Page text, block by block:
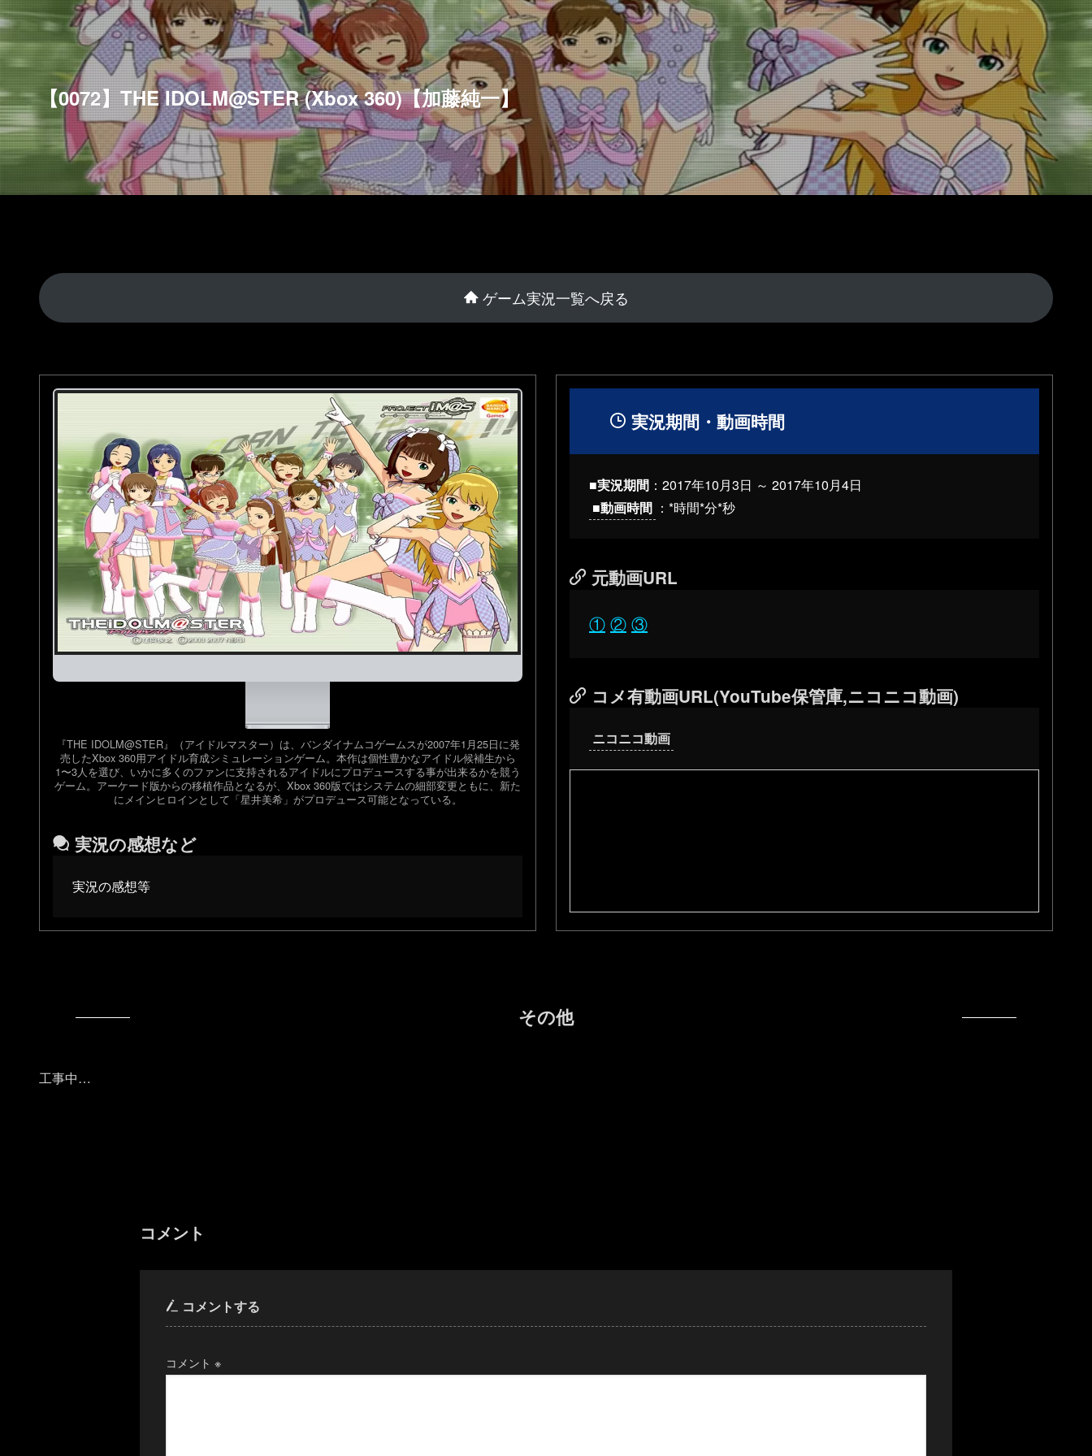
【0072】THE IDOLM@STER (Xbox 360)【加藤純一】
ゲーム実況一覧へ戻る
『THE IDOLM@STER』（アイドルマスター）は、バンダイナムコゲームスが2007年1月25日に発
売したXbox 360用アイドル育成シミュレーションゲーム。本作は個性豊かなアイドル候補生から
1〜3人を選び、いかに多くのファンに支持されるアイドルにプロデュースする事が出来るかを競う
ゲーム。アーケード版からの移植作品となるが、Xbox 360版ではシステムの細部変更ともに、新た
にメインヒロインとして「星井美希」がプロデュース可能となっている。
実況の感想など
実況の感想等
実況期間・動画時間
■実況期間 ： 2017年10月3日 ～ 2017年10月4日
■動画時間 ：*時間*分*秒
元動画URL
① ② ③
コメ有動画URL(YouTube保管庫,ニコニコ動画)
ニコニコ動画
その他
工事中…
コメント
コメントする
コメント ※